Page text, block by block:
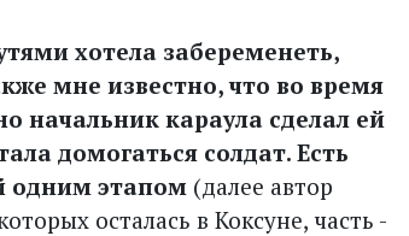
хотела забеременеть,
мне известно, что во время
начальник караула сделал ей
домогаться солдат. Есть
одним этапом (далее автор
осталась в Коксуне, часть -